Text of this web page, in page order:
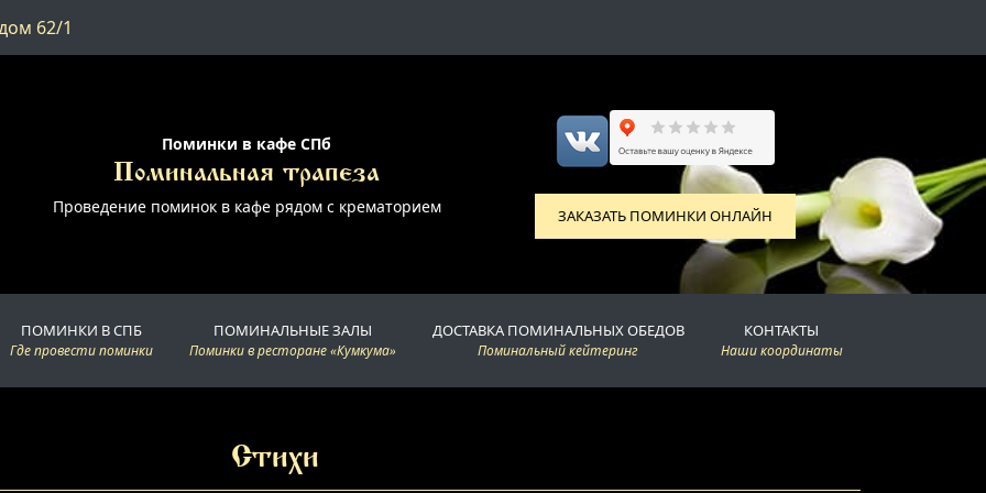
62/1
Поминки в кафе СПб
Поминальная трапеза
Проведение поминок в кафе рядом с крематорием ЗАКАЗАТЬ ПОМИНКИ ОНЛАЙН
ПОМИНКИ В СПБ
Где провести поминки
ПОМИНАЛЬНЫЕ ЗАЛЫ
Поминки в ресторане «Кумкума»
ДОСТАВКА ПОМИНАЛЬНЫХ ОБЕДОВ
Поминальный кейтеринг
КОНТАКТЫ
Наши координаты
Стихи